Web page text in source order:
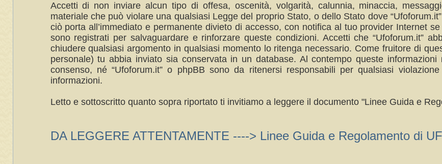
Accetti di non inviare alcun tipo di offesa, oscenità, volgarità, calunnia, minaccia,
materiale che può violare una qualsiasi Legge del proprio Stato, o dello Stato dove
ciò porta all’immediato e permanente divieto di accesso, con notifica al tuo provider Internet
sono registrati per salvaguardare e rinforzare queste condizioni. Accetti che “Ufoforum.it”
chiudere qualsiasi argomento in qualsiasi momento lo ritenga necessario. Come fruitore di
personale) tu abbia inviato sia conservata in un database. Al contempo queste
consenso, né “Ufoforum.it” o phpBB sono da ritenersi responsabili per qualsiasi
informazioni.
Letto e sottoscritto quanto sopra riportato ti invitiamo a leggere il documento "Linee Guida e
DA LEGGERE ATTENTAMENTE ----> Linee Guida e Regolamento di